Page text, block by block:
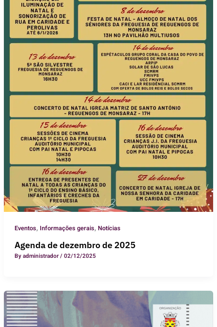
Eventos, Informações gerais, Notícias
Agenda de dezembro de 2025
Byadministrador/02/12/2025